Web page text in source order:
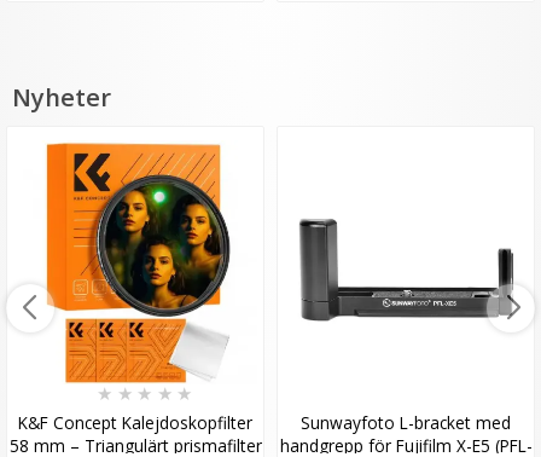
Nyheter
K&F Concept Kalejdoskopfilter
58 mm – Triangulärt prismafilter
★ ★ ★ ★ ★
Sunwayfoto L-bracket med
handgrepp för Fujifilm X-E5 (PFL-